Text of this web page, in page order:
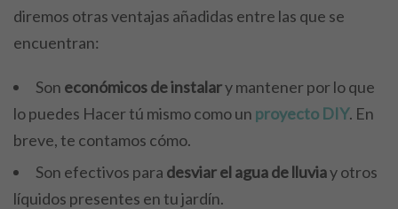
diremos otras ventajas añadidas entre las que se
encuentran:
Son económicos de instalary mantener por lo que
lo puedes Hacer tú mismo como un proyecto DIY. En
breve, te contamos cómo.
Son efectivos para desviar el agua de lluviay otros
líquidos presentes en tu jardín.